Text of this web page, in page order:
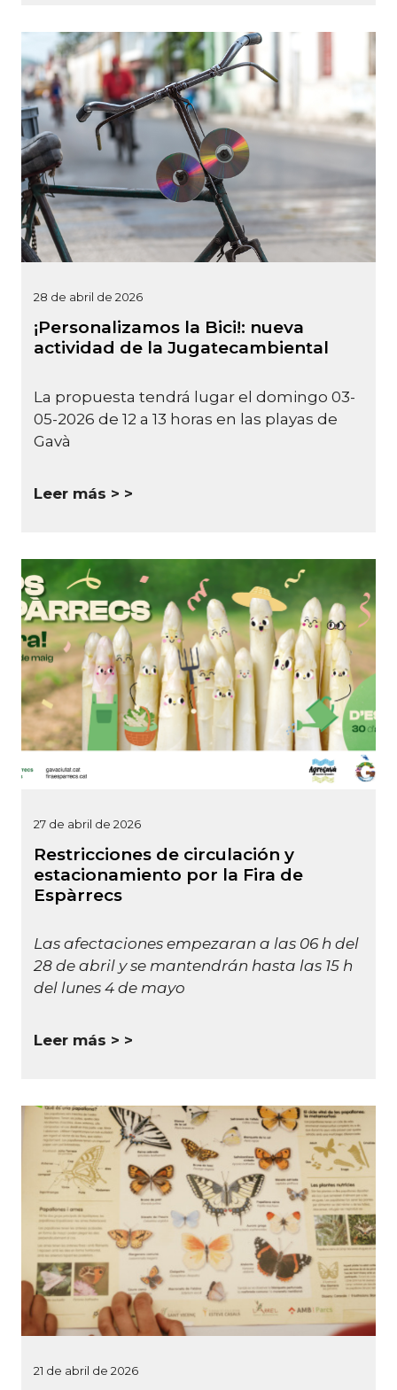
28 de abril de 2026
¡Personalizamos la Bici!: nueva
actividad de la Jugatecambiental
La propuesta tendrá lugar el domingo 03-
05-2026 de 12 a 13 horas en las playas de
Gavà
Leer más >
27 de abril de 2026
Restricciones de circulación y
estacionamiento por la Fira de
Espàrrecs
Las afectaciones empezaran a las 06 h del
28 de abril y se mantendrán hasta las 15 h
del lunes 4 de mayo
Leer más >
21 de abril de 2026